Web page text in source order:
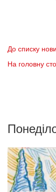
До списку
На головну